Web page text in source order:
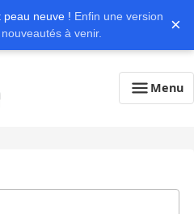
peau neuve ! Enfin une version
à venir.
×
Menu